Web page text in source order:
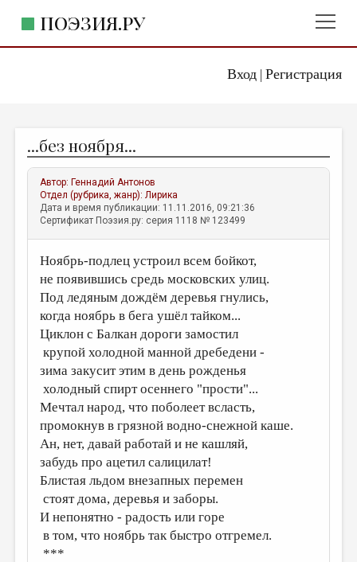
Вход| Регистрация
ПОЭЗИЯ.РУ
ЖАНРЫ
АВТОРЫ
КОММЕНТАРИИ
ЛИТСАЛОН
НОВОСТИ
ПРАВИЛА САЙТА
ОТДЕЛЫ И РУБРИКИ
ИЗБРАННОЕ
ДАЙДЖЕСТ
ПРОИЗВЕДЕНИЯ
ПЕРЕВОДЫ
КОНКУРСЫ
ДЕТСКАЯ КОМНАТА
КНИЖНАЯ ПОЛКА
ОБЗОР ЛИТЕРАТУРЫ
...без ноября...
Автор: Геннадий Антонов
Отдел (рубрика, жанр):Лирика
Дата и время публикации: 11.11.2016, 09:21:36
Сертификат Поэзия.ру: серия 1118 № 123499
Ноябрь-подлец устроил всем бойкот,
не появившись средь московских улиц.
Под ледяным дождём деревья гнулись,
когда ноябрь в бега ушёл тайком...
Циклон с Балкан дороги замостил
крупой холодной манной дребедени -
зима закусит этим в день рожденья
холодный спирт осеннего "прости"...
Мечтал народ, что поболеет всласть,
промокнув в грязной водно-снежной каше.
Ан, нет, давай работай и не кашляй,
забудь про ацетил салицилат!
Блистая льдом внезапных перемен
стоят дома, деревья и заборы.
И непонятно - радость или горе
в том, что ноябрь так быстро отгремел.
***